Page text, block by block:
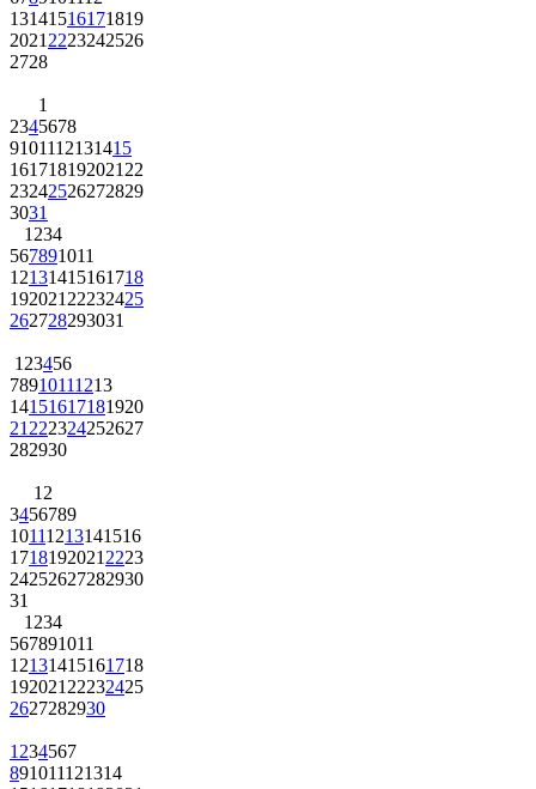
13141516171819
2021 2223242526
2728
1
2345678
9101112131415
161718192021 22
23242526272829
3031
1 234
567891011
12131415161718
192021 22232425
262728293031
1 23456
78910111213
14151617181920
21 222324252627
282930
1 2
3456789
10111213141516
1718192021 2223
24252627282930
31
1 234
567891011
12131415161718
192021 22232425
2627282930
1 234567
891011121314